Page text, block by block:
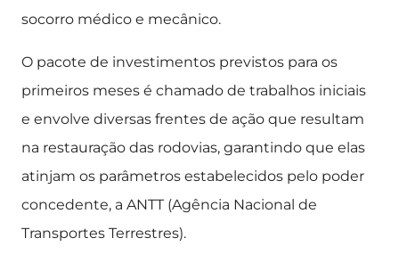
socorro médico e mecânico.
O pacote de investimentos previstos para os
primeiros meses é chamado de trabalhos iniciais
e envolve diversas frentes de ação que resultam
na restauração das rodovias, garantindo que elas
atinjam os parâmetros estabelecidos pelo poder
concedente, a ANTT (Agência Nacional de
Transportes Terrestres).